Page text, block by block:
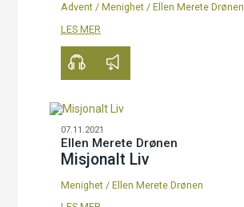
Advent/ Menighet/ Ellen Merete Drønen
LES MER
07.11.2021
Ellen Merete Drønen
Misjonalt Liv
00:00
Menighet/ Ellen Merete Drønen